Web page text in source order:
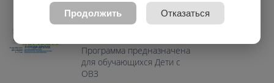
Возраст: 5-17 лет
Направление: Социально-
Программа предназначена
для обучающихся Дети с
ОВЗ
Продолжить Отказаться